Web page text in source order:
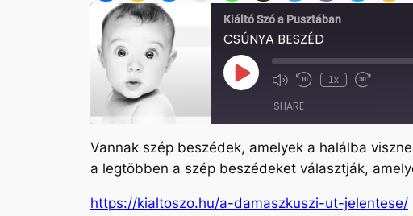
Kiáltó Szó a Pusztában
CSÚNYA BESZÉD
Play
Episode Mute/Unmute
Rewind
1x
Fast
SHARE
SHARE
Vannak szép beszédek, amelyek a halálba
a legtöbben a szép beszédeket választják,
https://kialtoszo.hu/a-damaszkuszi-ut-jelentese/